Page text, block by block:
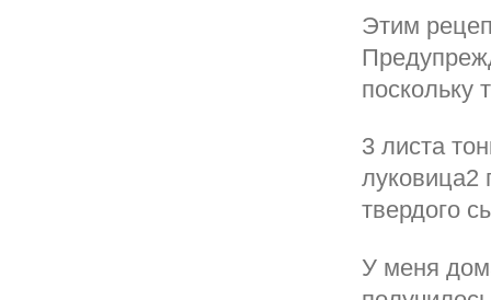
Этим
поскольку
3 листа
луковица2
твердого
У меня